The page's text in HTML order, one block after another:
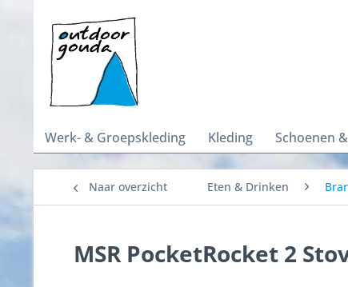
Werk- & Groepskleding Kleding Schoenen
Naar overzicht Eten & Drinken
MSR PocketRocket 2